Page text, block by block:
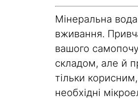
Мінеральна
вживання.
вашого
складом, але й
тільки
необхідні